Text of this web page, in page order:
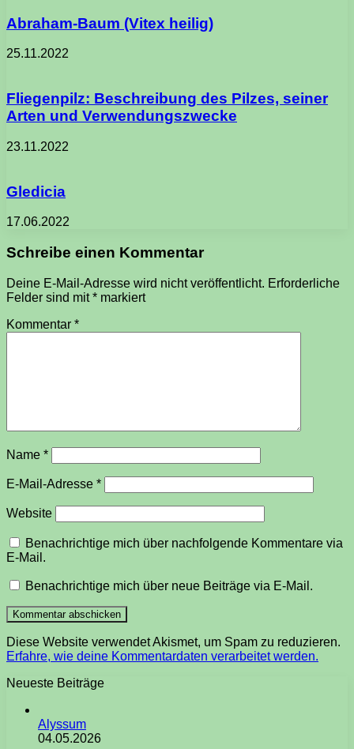
Abraham-Baum (Vitex heilig)
25.11.2022
Fliegenpilz: Beschreibung des Pilzes, seiner
Arten und Verwendungszwecke
23.11.2022
Gledicia
17.06.2022
Schreibe einen Kommentar
Deine E-Mail-Adresse wird nicht veröffentlicht. Erforderliche
Felder sind mit* markiert
Kommentar *
Name *
E-Mail-Adresse *
Website
Benachrichtige mich über nachfolgende Kommentare via
E-Mail.
Benachrichtige mich über neue Beiträge via E-Mail.
Diese Website verwendet Akismet, um Spam zu reduzieren.
Erfahre, wie deine Kommentardaten verarbeitet werden.
Neueste Beiträge
Alyssum
04.05.2026